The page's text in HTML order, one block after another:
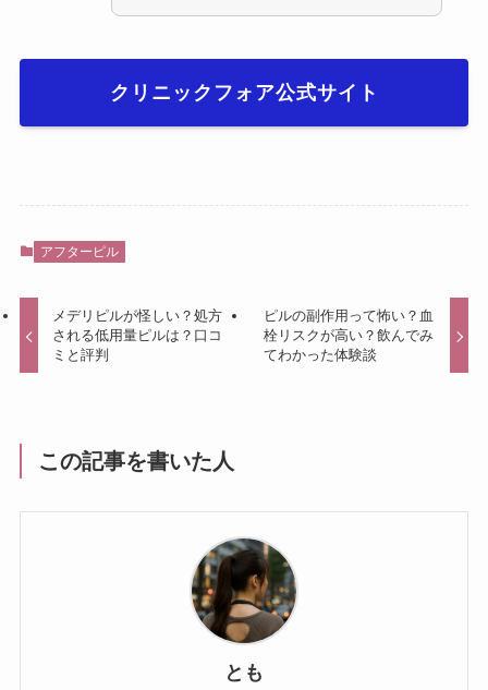
クリニックフォア公式サイト
アフターピル
メデリピルが怪しい？処方
される低用量ピルは？口コ
ミと評判
ピルの副作用って怖い？血
栓リスクが高い？飲んでみ
てわかった体験談
この記事を書いた人
とも